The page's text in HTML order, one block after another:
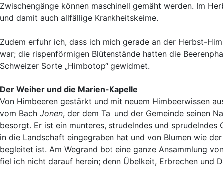
Zwischengänge können maschinell gemäht werden. Im
und damit auch allfällige Krankheitskeime.
Zudem erfuhr ich, dass ich mich gerade an der Herbst-
war; die rispenförmigen Blütenstände hatten die
Schweizer Sorte „Himbotop“ gewidmet.
Der Weiher und die Marien-Kapelle
Von Himbeeren gestärkt und mit neuem Himbeerwissen
vom Bach Jonen, der dem Tal und der Gemeinde seinen
besorgt. Er ist ein munteres, strudelndes und
in die Landschaft eingegraben hat und von Blumen wie
begleitet ist. Am Wegrand bot eine ganze Ansammlung
fiel ich nicht darauf herein; denn Übelkeit, Erbrechen und